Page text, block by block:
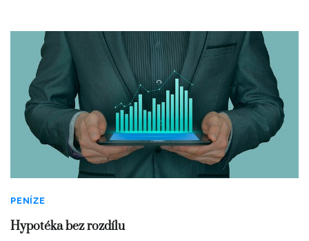
PENÍZE
Hypotéka bez rozdílu